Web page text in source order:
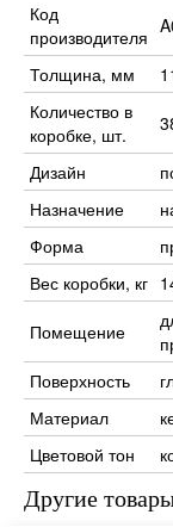
Код
производителя
Толщина, мм
Количество в
коробке, шт.
Дизайн
Назначение
Форма
Вес коробки, кг
Помещение
Поверхность
Материал
Цветовой тон
Другие